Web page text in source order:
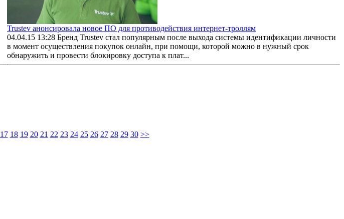
Trustev анонсировала новое ПО для противодействия интернет-троллям
04.04.15 13:28 Бренд Trustev стал популярным после выхода системы идентификации личности
в момент осуществления покупок онлайн, при помощи, которой можно в нужный срок
обнаружить и провести блокировку доступа к плат...
17 18 19 20 21 22 23 24 25 26 27 28 29 30 >>